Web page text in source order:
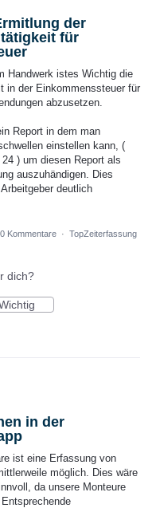
der
für
Handwerk istes Wichtig die
in der Einkommenssteuer für
abzusetzen.
Report in dem man
einstellen kann, (
) um diesen Report als
auszuhändigen. Dies
deutlich
0 Kommentare · TopZeiterfassung
dich?
in der
ist eine Erfassung von
möglich. Dies wäre
da unsere Monteure